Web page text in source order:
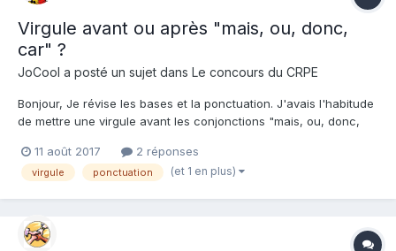
Virgule avant ou après "mais, ou, donc,
car" ?
JoCool a posté un sujet dans Le concours du CRPE
Bonjour, Je révise les bases et la ponctuation. J'avais l'habitude
de mettre une virgule avant les conjonctions "mais, ou, donc,
orthographique Antidote, il m'a indiqué que la virgule se mettait
après. Peu confiant dans mes...
11 août 2017 2 réponses
virgule ponctuation (et 1 en plus)